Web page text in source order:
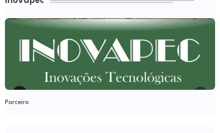
Parceiro